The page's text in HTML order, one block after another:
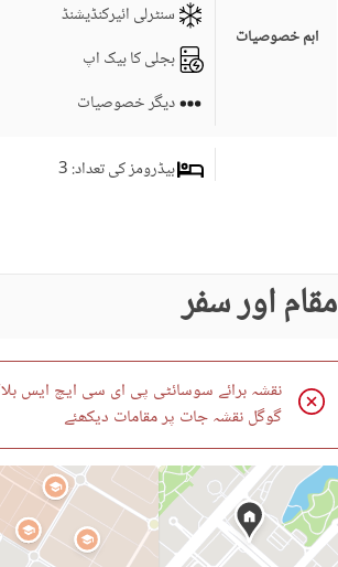
اہم خصوصیات
سنٹرلی ائیرکنڈیشنڈ
بجلی کا بیک اپ
دیگر خصوصیات
بیڈرومز کی تعداد: 3
کاروبار اور مواصلات
برانڈ بینڈ انٹرنیٹ تک رسائی
دیگر کاروباری اور مواصلات
کی سہولیات
کمیونٹی لان یا گارڈن
مقام اور سفر
نقشہ برائے سوسائٹی پی ای سی ایچ ایس بلاک 2 دستیاب نہیں
گوگل نقشہ جات پر مقامات دیکھئے